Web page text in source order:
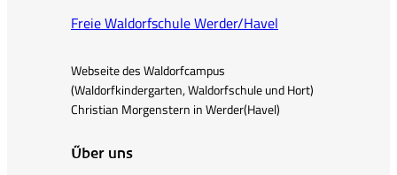
Freie Waldorfschule Werder/Havel
Webseite des Waldorfcampus
(Waldorfkindergarten, Waldorfschule und Hort)
Christian Morgenstern in Werder(Havel)
Über uns